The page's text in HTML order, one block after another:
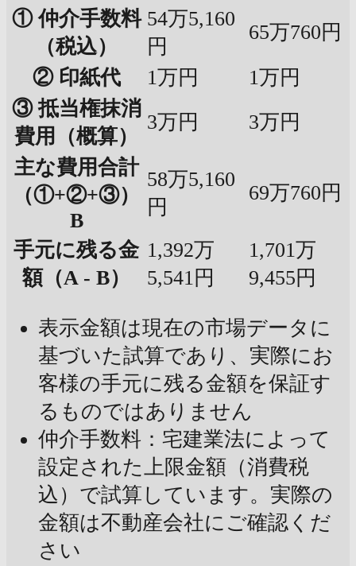
① 仲介手数料
（税込）
54万5,160
円
65万760円
② 印紙代
1万円
1万円
③ 抵当権抹消
費用（概算）
3万円
3万円
主な費用合計
（①+②+③）
B
58万5,160
円
69万760円
手元に残る金
額（A - B）
1,392万
5,541円
1,701万
9,455円
表示金額は現在の市場データに
基づいた試算であり、実際にお
客様の手元に残る金額を保証す
るものではありません
仲介手数料：宅建業法によって
設定された上限金額（消費税
込）で試算しています。実際の
金額は不動産会社にご確認くだ
さい